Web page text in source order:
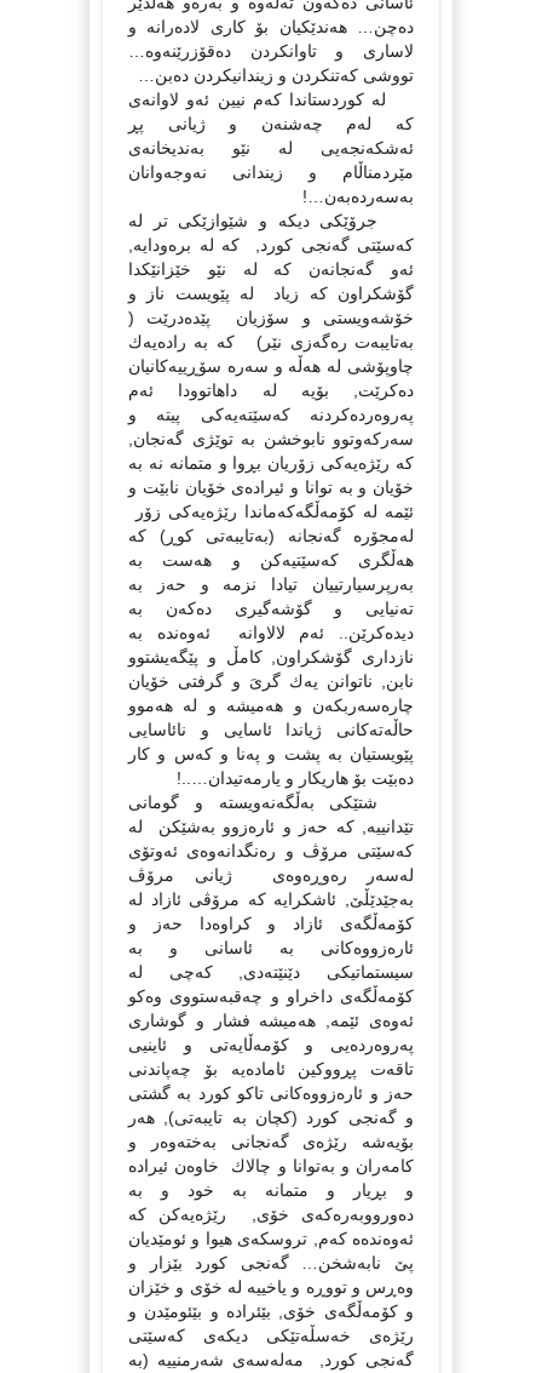
دەچن… هەندێكیان بۆ كارى لادەرانە و
لاسارى و تاوانكردن دەقۆزرێنەوە…
تووشى كەتنكردن و زیندانیكردن دەبن…
لە كوردستاندا كەم نیین ئەو لاوانەى
كە لەم چەشنەن و ژیانى پڕ
ئەشكەنجەیى لە نێو بەندیخانەى
مێردمناڵام و زیندانى نەوجەوانان
بەسەردەبەن…!
جرۆێكى دیكە و شێوازێكى تر لە
كەسێتى گەنجى كورد, كە لە برەودایە,
ئەو گەنجانەن كە لە نێو خێزانێكدا
گۆشكراون كە زیاد لە پێویست ناز و
خۆشەویستى و سۆزیان پێدەدرێت (
بەتایبەت رەگەزى نێر) كە بە رادەیەك
چاوپۆشى لە هەڵە و سەرە سۆڕییەكانیان
دەكرێت, بۆیە لە داهاتوودا ئەم
پەروەردەكردنە كەسێتەیەكى پیتە و
سەركەوتوو نابوخشن بە توێژى گەنجان,
كە رێژەیەكى زۆریان بڕوا و متمانە نە بە
خۆیان و بە توانا و ئیرادەى خۆیان نابێت و
ئێمە لە كۆمەڵگەكەماندا رێژەیەكى زۆر
لەمجۆرە گەنجانە (بەتایبەتى كوڕ) كە
هەڵگرى كەسێتیەكن و هەست بە
بەرپرسیارتییان تیادا نزمە و حەز بە
تەنیایى و گۆشەگیرى دەكەن بە
دیدەكرێن.. ئەم لالاوانە ئەوەندە بە
نازدارى گۆشكراون, كامڵ و پێگەیشتوو
نابن, ناتوانن یەك گرىَ و گرفتى خۆیان
چارەسەربكەن و هەمیشە و لە هەموو
حاڵەتەكانى ژیاندا ئاسایى و نائاسایى
پێویستیان بە پشت و پەنا و كەس و كار
دەبێت بۆ هاریكار و یارمەتیدان…..!
شتێكى بەڵگەنەویستە و گومانى
تێدانییە, كە حەز و ئارەزوو بەشێكن لە
كەسێتى مرۆڤ و رەنگدانەوەى ئەوتۆى
لەسەر رەوڕەوەى ژیانى مرۆڤ
بەجێدێڵێ, ئاشكرایە كە مرۆڤى ئازاد لە
كۆمەڵگەى ئازاد و كراوەدا حەز و
ئارەزووەكانى بە ئاسانى و بە
سیستماتیكى دێنێتەدى, كەچى لە
كۆمەڵگەى داخراو و چەقبەستووى وەكو
ئەوەى ئێمە, هەمیشە فشار و گوشارى
پەروەردەیى و كۆمەڵایەتى و ئاینیى
تاقەت پڕووكین ئامادەیە بۆ چەپاندنى
حەز و ئارەزووەكانى تاكو كورد بە گشتى
و گەنجى كورد (كچان بە تایبەتى), هەر
بۆیەشە رێژەى گەنجانى بەختەوەر و
كامەران و بەتوانا و چالاك خاوەن ئیرادە
و بڕیار و متمانە بە خود و بە
دەورووبەرەكەى خۆى, رێژەیەكن كە
ئەوەندەە كەم, تروسكەى هیوا و ئومێدیان
پێ نابەشخن… گەنجى كورد بێزار و
وەڕس و تووڕە و یاخییە لە خۆى و خێزان
و كۆمەڵگەى خۆى, بێئرادە و بێئومێدن و
رێژەى خەسڵەتێكى دیكەى كەسێتى
گەنجى كورد, مەلەسەى شەرمنییە (بە